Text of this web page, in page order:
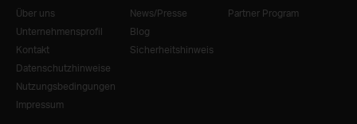
Über uns
Unternehmensprofil
Kontakt
Datenschutzhinweise
Nutzungsbedingungen
Impressum
News/Presse
Blog
Sicherheitshinweis
Partner Program